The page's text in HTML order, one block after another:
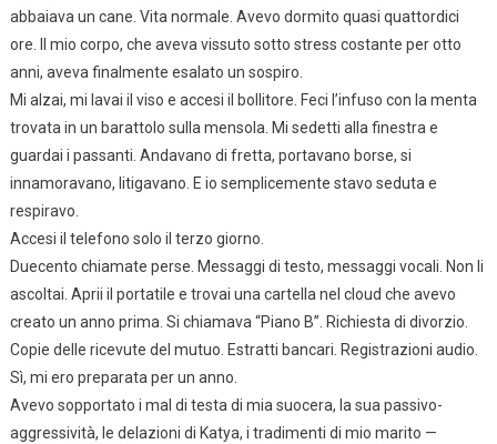
abbaiava un cane. Vita normale. Avevo dormito quasi quattordici
ore. Il mio corpo, che aveva vissuto sotto stress costante per otto
anni, aveva finalmente esalato un sospiro.
Mi alzai, mi lavai il viso e accesi il bollitore. Feci l’infuso con la menta
trovata in un barattolo sulla mensola. Mi sedetti alla finestra e
guardai i passanti. Andavano di fretta, portavano borse, si
innamoravano, litigavano. E io semplicemente stavo seduta e
respiravo.
Accesi il telefono solo il terzo giorno.
Duecento chiamate perse. Messaggi di testo, messaggi vocali. Non li
ascoltai. Aprii il portatile e trovai una cartella nel cloud che avevo
creato un anno prima. Si chiamava “Piano B”. Richiesta di divorzio.
Copie delle ricevute del mutuo. Estratti bancari. Registrazioni audio.
Sì, mi ero preparata per un anno.
Avevo sopportato i mal di testa di mia suocera, la sua passivo-
aggressività, le delazioni di Katya, i tradimenti di mio marito —